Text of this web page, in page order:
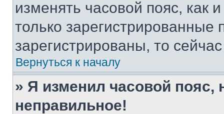
изменять часовой пояс, как
только
зарегистрированы, то
Вернуться к началу
» Я изменил часовой пояс,
неправильное!